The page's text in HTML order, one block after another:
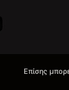
Επίσης